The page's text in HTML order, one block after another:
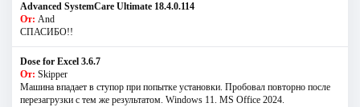
Advanced SystemCare Ultimate 18.4.0.114
От: And
СПАСИБО!!
Dose for Excel 3.6.7
От: Skipper
Машина впадает в ступор при попытке установки. Пробовал повторно после
перезагрузки с тем же результатом. Windows 11. MS Offiсe 2024.